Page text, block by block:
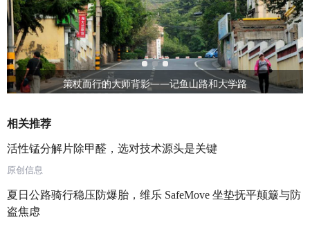
策杖而行的大师背影——记鱼山路和大学路
相关推荐
活性锰分解片除甲醛，选对技术源头是关键
原创信息
夏日公路骑行稳压防爆胎，维乐 SafeMove 坐垫抚平颠簸与防
盗焦虑